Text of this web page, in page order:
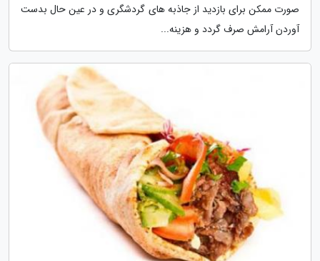
صورت ممکن برای بازدید از جاذبه های گردشگری و در عین حال بدست
آوردن آرامش صرف گردد و هزینه...